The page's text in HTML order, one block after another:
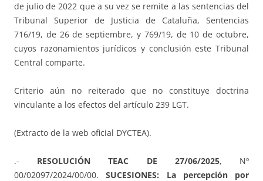
de julio de 2022 que a su vez se remite a las sentencias del
Tribunal Superior de Justicia de Cataluña, Sentencias
716/19, de 26 de septiembre, y 769/19, de 10 de octubre,
cuyos razonamientos jurídicos y conclusión este Tribunal
Central comparte.
Criterio aún no reiterado que no constituye doctrina
vinculante a los efectos del artículo 239 LGT.
(Extracto de la web oficial DYCTEA).
.- RESOLUCIÓN TEAC DE 27/06/2025, Nº
00/02097/2024/00/00.SUCESIONES: La percepción por